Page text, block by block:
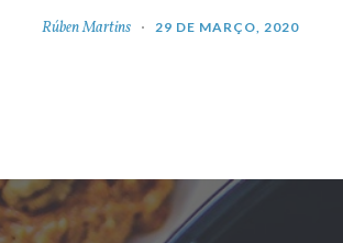
Rúben Martins 29 DE MARÇO, 2020